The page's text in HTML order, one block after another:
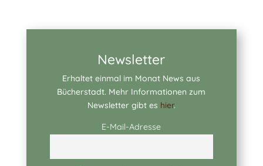
Newsletter
Erhaltet einmal im Monat News aus
Bücherstadt. Mehr Informationen zum
Newsletter gibt es hier.
E-Mail-Adresse